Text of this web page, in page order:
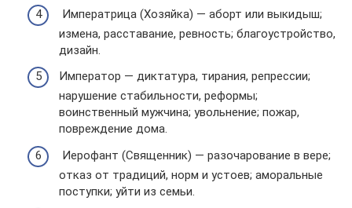
Императрица (Хозяйка) — аборт или выкидыш;
измена, расставание, ревность; благоустройство,
дизайн.
Император — диктатура, тирания, репрессии;
нарушение стабильности, реформы;
воинственный мужчина; увольнение; пожар,
повреждение дома.
Иерофант (Священник) — разочарование в вере;
отказ от традиций, норм и устоев; аморальные
поступки; уйти из семьи.